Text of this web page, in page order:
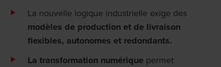
La nouvelle logique industrielle exige des
modèles de production et de livraison
flexibles, autonomes et redondants.
La transformation numérique permet